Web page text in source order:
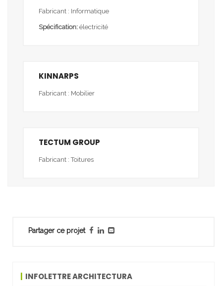
Partager ce projet
INFOLETTRE ARCHITECTURA
Fabricant : Informatique
Spécification: électricité
KINNARPS
Fabricant : Mobilier
TECTUM GROUP
Fabricant : Toitures